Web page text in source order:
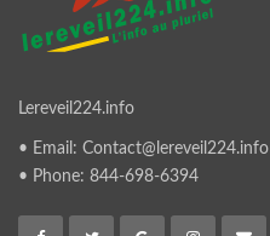
Lereveil224.info
• Email: Contact@lereveil224.info
• Phone: 844-698-6394